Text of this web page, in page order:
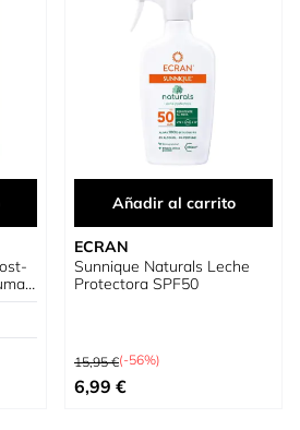
Añadir al carrito
ECRAN
Sunnique Naturals Leche
Protectora SPF50
Precio habitual
15,95 €(-56%)
Precio especial
6,99 €